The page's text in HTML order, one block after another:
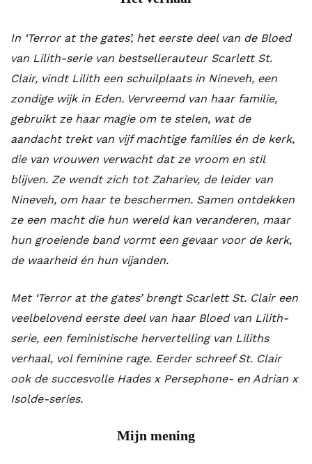
In ‘Terror at the gates’, het eerste deel van de Bloed
van Lilith-serie van bestsellerauteur Scarlett St.
Clair, vindt Lilith een schuilplaats in Nineveh, een
zondige wijk in Eden. Vervreemd van haar familie,
gebruikt ze haar magie om te stelen, wat de
aandacht trekt van vijf machtige families én de kerk,
die van vrouwen verwacht dat ze vroom en stil
blijven. Ze wendt zich tot Zahariev, de leider van
Nineveh, om haar te beschermen. Samen ontdekken
ze een macht die hun wereld kan veranderen, maar
hun groeiende band vormt een gevaar voor de kerk,
de waarheid én hun vijanden.
Met ‘Terror at the gates’ brengt Scarlett St. Clair een
veelbelovend eerste deel van haar Bloed van Lilith-
serie, een feministische hervertelling van Liliths
verhaal, vol feminine rage. Eerder schreef St. Clair
ook de succesvolle Hades x Persephone- en Adrian x
Isolde-series.
Mijn mening